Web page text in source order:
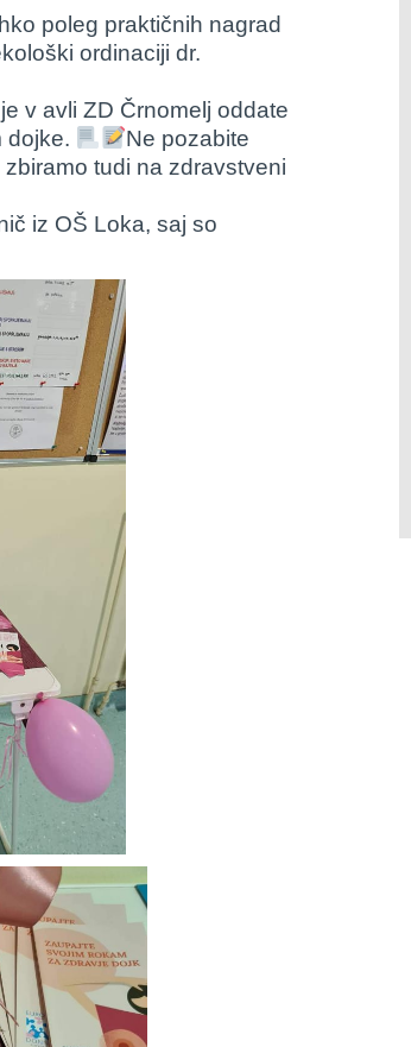
poleg praktičnih nagrad
ordinaciji dr.
v avli ZD Črnomelj oddate
dojke.
Ne pozabite
zbiramo tudi na zdravstveni
iz OŠ Loka, saj so